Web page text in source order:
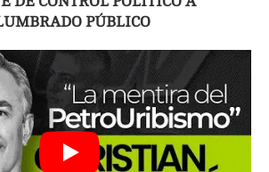
PÚBLICO